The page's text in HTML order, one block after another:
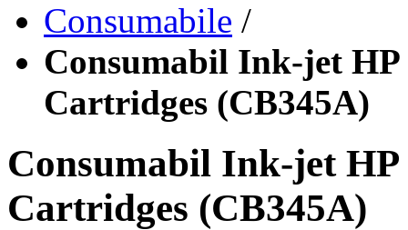
Consumabile /
Consumabil Ink-jet HP
Cartridges (CB345A)
Consumabil Ink-jet HP
Cartridges (CB345A)